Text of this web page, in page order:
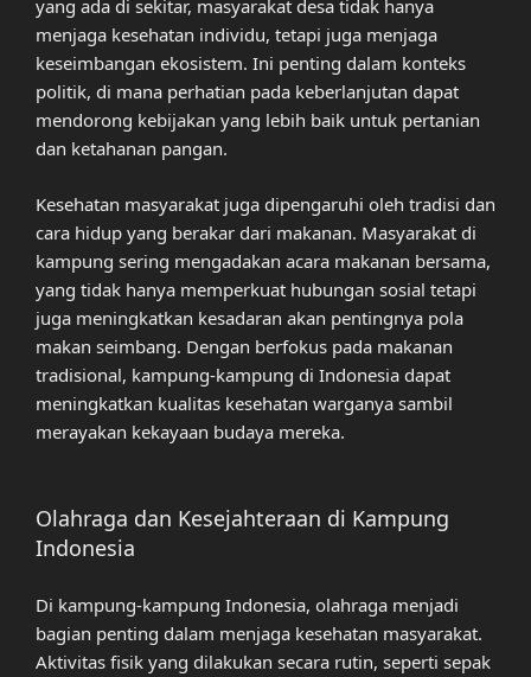
yang ada di sekitar, masyarakat desa tidak hanya
menjaga kesehatan individu, tetapi juga menjaga
keseimbangan ekosistem. Ini penting dalam konteks
politik, di mana perhatian pada keberlanjutan dapat
mendorong kebijakan yang lebih baik untuk pertanian
dan ketahanan pangan.
Kesehatan masyarakat juga dipengaruhi oleh tradisi dan
cara hidup yang berakar dari makanan. Masyarakat di
kampung sering mengadakan acara makanan bersama,
yang tidak hanya memperkuat hubungan sosial tetapi
juga meningkatkan kesadaran akan pentingnya pola
makan seimbang. Dengan berfokus pada makanan
tradisional, kampung-kampung di Indonesia dapat
meningkatkan kualitas kesehatan warganya sambil
merayakan kekayaan budaya mereka.
Olahraga dan Kesejahteraan di Kampung
Indonesia
Di kampung-kampung Indonesia, olahraga menjadi
bagian penting dalam menjaga kesehatan masyarakat.
Aktivitas fisik yang dilakukan secara rutin, seperti sepak